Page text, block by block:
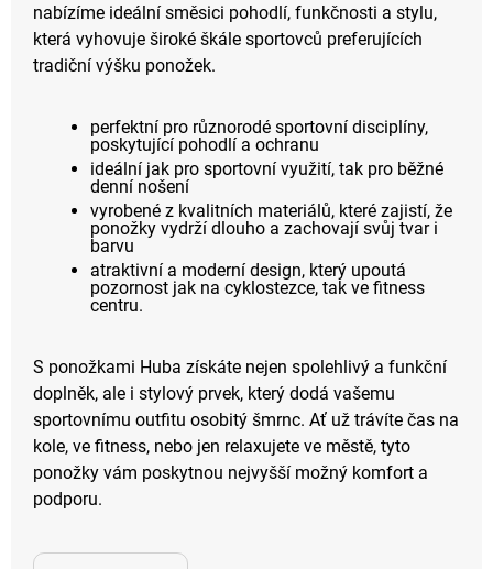
nabízíme ideální směsici pohodlí, funkčnosti a stylu,
která vyhovuje široké škále sportovců preferujících
tradiční výšku ponožek.
perfektní pro různorodé sportovní disciplíny,
poskytující pohodlí a ochranu
ideální jak pro sportovní využití, tak pro běžné
denní nošení
vyrobené z kvalitních materiálů, které zajistí, že
ponožky vydrží dlouho a zachovají svůj tvar i
barvu
atraktivní a moderní design, který upoutá
pozornost jak na cyklostezce, tak ve fitness
centru.
S ponožkami Huba získáte nejen spolehlivý a funkční
doplněk, ale i stylový prvek, který dodá vašemu
sportovnímu outfitu osobitý šmrnc. Ať už trávíte čas na
kole, ve fitness, nebo jen relaxujete ve městě, tyto
ponožky vám poskytnou nejvyšší možný komfort a
podporu.